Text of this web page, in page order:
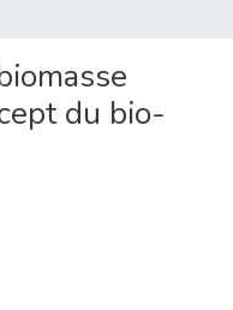
du bio-